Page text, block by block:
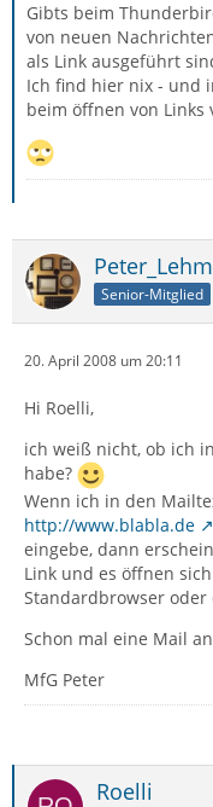
Gibts beim
von neuen
als Link ausgeführt
Ich find hier nix - und
beim öffnen von Links
Senior-Mitglied
20. April 2008 um 20:11
Hi Roelli,
ich weiß nicht, ob ich
habe?
Wenn ich in den
http://www.blabla.de
eingebe, dann
Link und es öffnen
Standardbrowser
Schon mal eine Mail
MfG Peter
Roelli